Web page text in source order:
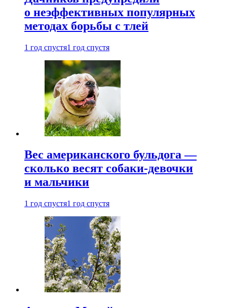
о неэффективных популярных
методах борьбы с тлей
1 год спустя1 год спустя
Вес американского бульдога —
сколько весят собаки-девочки
и мальчики
1 год спустя1 год спустя